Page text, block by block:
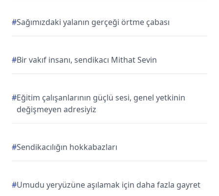
#Sağımızdaki yalanın gerçeği örtme çabası
#Bir vakıf insanı, sendikacı Mithat Sevin
#Eğitim çalışanlarının güçlü sesi, genel yetkinin
değişmeyen adresiyiz
#Sendikacılığın hokkabazları
#Umudu yeryüzüne aşılamak için daha fazla gayret